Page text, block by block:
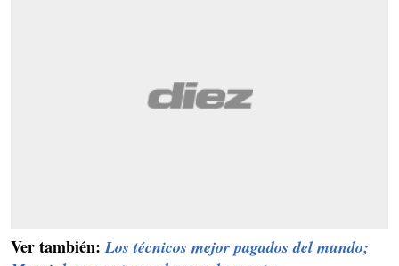
Ver también:Los técnicos mejor pagados del mundo;